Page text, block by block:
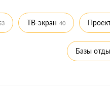
ТВ-экран 40
Базы